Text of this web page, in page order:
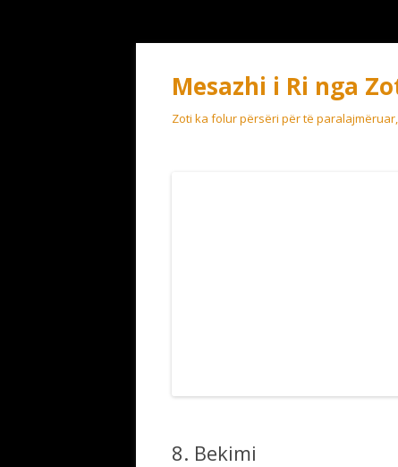
Mesazhi i Ri nga
Zoti ka folur përsëri për të
8. Bekimi